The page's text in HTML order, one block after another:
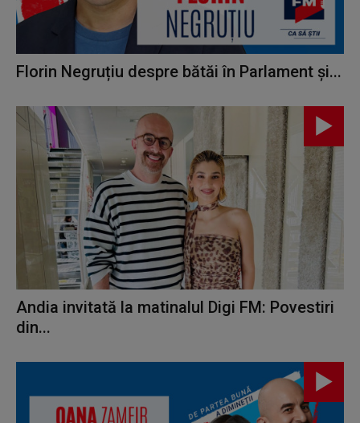
Florin Negruțiu despre bătăi în Parlament și...
Andia invitată la matinalul Digi FM: Povestiri
din...